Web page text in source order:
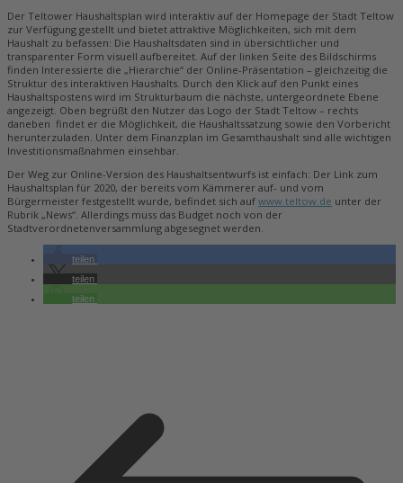
Der Teltower Haushaltsplan wird interaktiv auf der Homepage der Stadt Teltow
zur Verfügung gestellt und bietet attraktive Möglichkeiten, sich mit dem
Haushalt zu befassen: Die Haushaltsdaten sind in übersichtlicher und
transparenter Form visuell aufbereitet. Auf der linken Seite des Bildschirms
finden Interessierte die „Hierarchie“ der Online-Präsentation – gleichzeitig die
Struktur des interaktiven Haushalts. Durch den Klick auf den Punkt eines
Haushaltspostens wird im Strukturbaum die nächste, untergeordnete Ebene
angezeigt. Oben begrüßt den Nutzer das Logo der Stadt Teltow – rechts
daneben findet er die Möglichkeit, die Haushaltssatzung sowie den Vorbericht
herunterzuladen. Unter dem Finanzplan im Gesamthaushalt sind alle wichtigen
Investitionsmaßnahmen einsehbar.
Der Weg zur Online-Version des Haushaltsentwurfs ist einfach: Der Link zum
Haushaltsplan für 2020, der bereits vom Kämmerer auf- und vom
Bürgermeister festgestellt wurde, befindet sich auf www.teltow.de unter der
Rubrik „News“. Allerdings muss das Budget noch von der
Stadtverordnetenversammlung abgesegnet werden.
teilen
teilen
teilen